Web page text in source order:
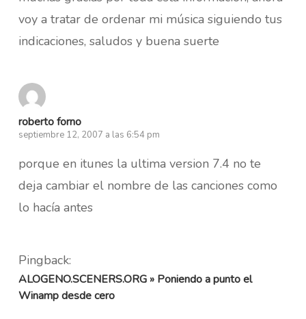
voy a tratar de ordenar mi música siguiendo tus
indicaciones, saludos y buena suerte
roberto forno
septiembre 12, 2007 a las 6:54 pm
porque en itunes la ultima version 7.4 no te
deja cambiar el nombre de las canciones como
lo hacía antes
Pingback:
ALOGENO.SCENERS.ORG » Poniendo a punto el
Winamp desde cero